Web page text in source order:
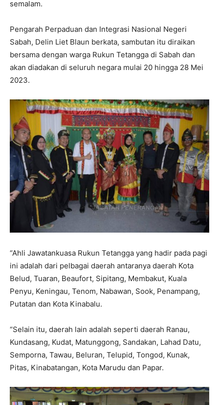
semalam.
Pengarah Perpaduan dan Integrasi Nasional Negeri
Sabah, Delin Liet Blaun berkata, sambutan itu diraikan
bersama dengan warga Rukun Tetangga di Sabah dan
akan diadakan di seluruh negara mulai 20 hingga 28 Mei
2023.
“Ahli Jawatankuasa Rukun Tetangga yang hadir pada pagi
ini adalah dari pelbagai daerah antaranya daerah Kota
Belud, Tuaran, Beaufort, Sipitang, Membakut, Kuala
Penyu, Keningau, Tenom, Nabawan, Sook, Penampang,
Putatan dan Kota Kinabalu.
“Selain itu, daerah lain adalah seperti daerah Ranau,
Kundasang, Kudat, Matunggong, Sandakan, Lahad Datu,
Semporna, Tawau, Beluran, Telupid, Tongod, Kunak,
Pitas, Kinabatangan, Kota Marudu dan Papar.